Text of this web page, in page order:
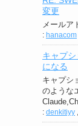
変更
メールア
: hanacom
キャプ
になる
キャプシ
のような
: denkitiyy